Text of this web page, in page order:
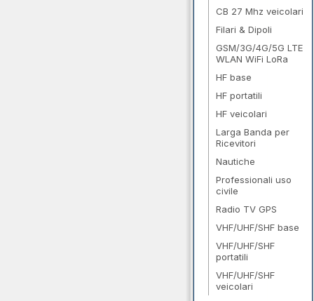
CB 27 Mhz veicolari
Filari & Dipoli
GSM/3G/4G/5G LTE
WLAN WiFi LoRa
HF base
HF portatili
HF veicolari
Larga Banda per
Ricevitori
Nautiche
Professionali uso
civile
Radio TV GPS
VHF/UHF/SHF base
VHF/UHF/SHF
portatili
VHF/UHF/SHF
veicolari